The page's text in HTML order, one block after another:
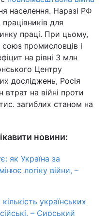
населення. Наразі РФ
для
праці. При цьому,
промисловців і
на рівні 3 млн
Центру
досліджень, Росія
на війні проти
загиблих станом на
новини:
як Україна за
логіку війни, –
українських
– Сирський